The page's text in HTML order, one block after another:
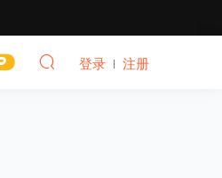
登录 注册